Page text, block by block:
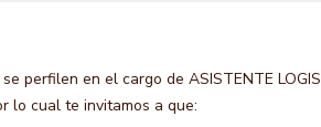
perfilen en el cargo de ASISTENTE
lo cual te invitamos a que: